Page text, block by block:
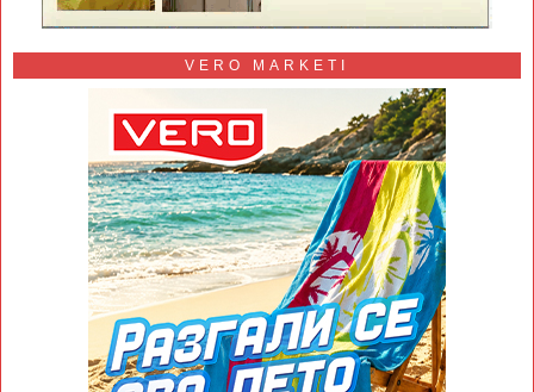
VERO MARKETI